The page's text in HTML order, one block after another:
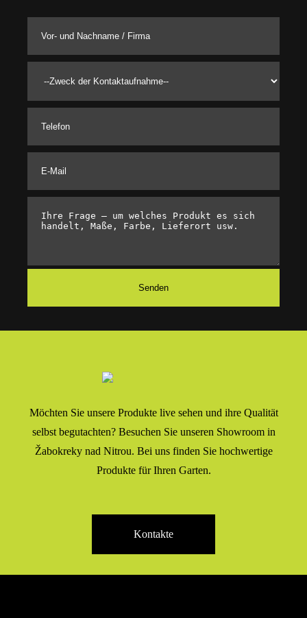
Möchten Sie unsere Produkte live sehen und ihre Qualität
selbst begutachten? Besuchen Sie unseren Showroom in
Žabokreky nad Nitrou. Bei uns finden Sie hochwertige
Produkte für Ihren Garten.
Kontakte